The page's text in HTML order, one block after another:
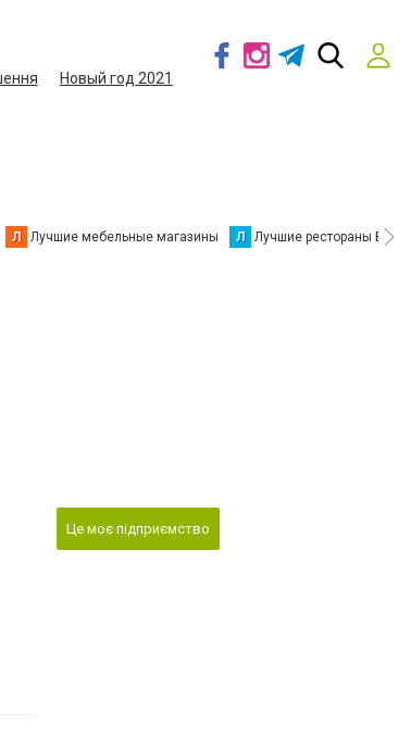
Новый год 2021
Л Лучшие мебельные магазины Л Лучшие рестораны
Це моє підприємство